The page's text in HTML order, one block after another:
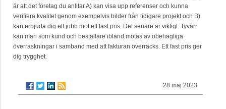
är att det företag du anlitar A) kan visa upp referenser och kunna
verifiera kvalitet genom exempelvis bilder från tidigare projekt och B)
kan erbjuda dig ett jobb mot ett fast pris. Det senare är viktigt. Tyvärr
kan man som kund och beställare ibland mötas av obehagliga
överraskningar i samband med att fakturan överräcks. Ett fast pris ger
dig trygghet.
28 maj 2023